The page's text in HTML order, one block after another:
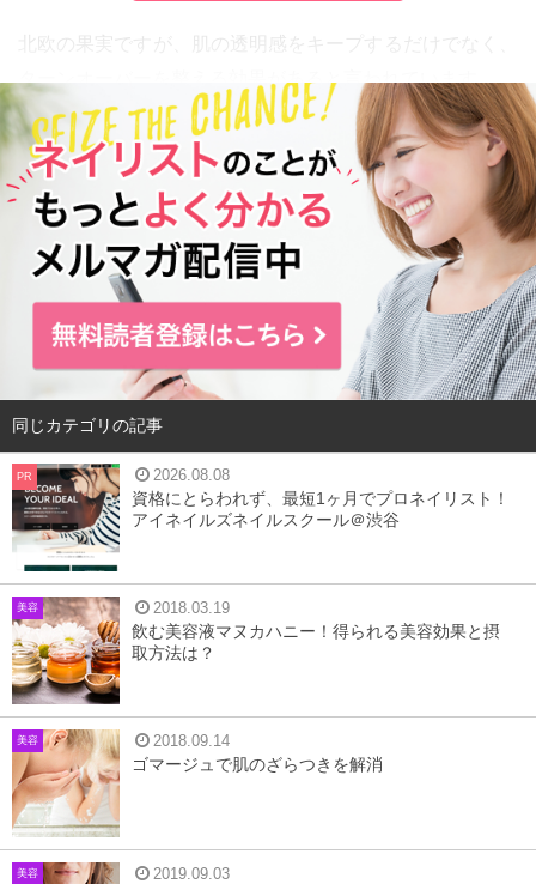
北欧の果実ですが、肌の透明感をキープするだけでなく、
ターンオーバーを整える効果があると言われています。
今回は、サンタベリーのくわしいアンチエンジング・美肌
効果や、おすすめの摂取方法をご紹介します。
目次
1美容家が大注目しているサンタベリーとは？
2アンチエイジングに効果的な理由
効果的にサンタベリーを取り入れる方法
まとめ
美容家が大注目しているサンタベリーとは？
同じカテゴリの記事
PR 2026.08.08
資格にとらわれず、最短1ヶ月でプロネイリスト！
アイネイルズネイルスクール＠渋谷
美容 2018.03.19
飲む美容液マヌカハニー！得られる美容効果と摂
取方法は？
美容 2018.09.14
ゴマージュで肌のざらつきを解消
美容 2019.09.03